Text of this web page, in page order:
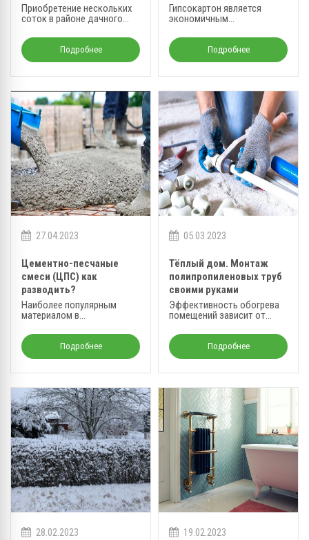
Приобретение нескольких
соток в районе дачного
звучит как мечта, но в
действительности от этой
мечты остается одно
Подробнее
Гипсокартон является
экономичным
который часто используют
для покрытия больших
площадей.
Подробнее
27.04.2023
Цементно-песчаные
смеси (ЦПС) как
разводить?
Наиболее популярным
материалом в
ЦПС (пескоцементная
смесь).
Подробнее
05.03.2023
Тёплый дом. Монтаж
полипропиленовых труб
своими руками
Эффективность обогрева
помещений зависит от
планирования и точности
монтажа контура.
Подробнее
28.02.2023 19.02.2023